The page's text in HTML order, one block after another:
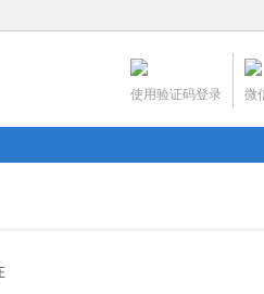
微
使用验证码登录